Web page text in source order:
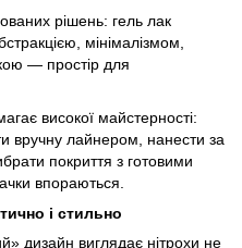
рішень: гель лак
мінімалізмом,
— простір для
високої майстерності:
вручну лайнером, нанести за
покриття з готовими
впораються.
і стильно
дизайн виглядає нітрохи не